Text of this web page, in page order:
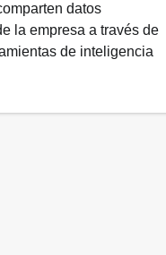
datos
la empresa a través de
de inteligencia